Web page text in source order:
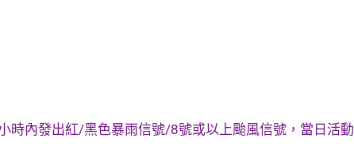
時內發出紅/黑色暴雨信號/8號或以上颱風信號，當日活動